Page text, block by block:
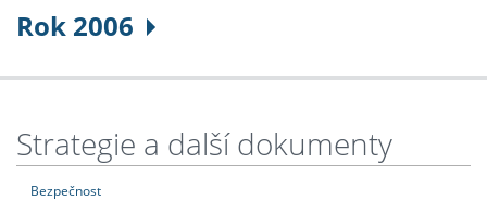
Rok 2006
Strategie a další dokumenty
Bezpečnost